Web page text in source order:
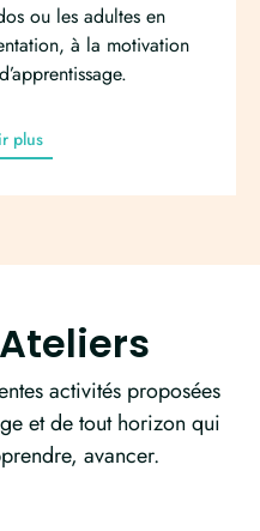
ou les adultes en
à la motivation
plus
activités proposées
et de tout horizon qui
avancer.